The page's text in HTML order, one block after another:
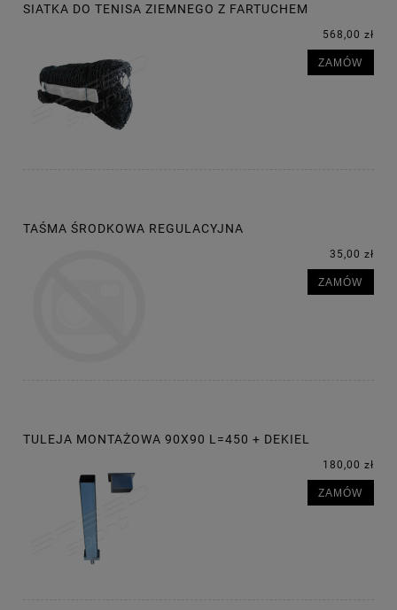
SIATKA DO TENISA ZIEMNEGO Z FARTUCHEM
568,00 zł
ZAMÓW
TAŚMA ŚRODKOWA REGULACYJNA
35,00 zł
ZAMÓW
TULEJA MONTAŻOWA 90X90 L=450 + DEKIEL
180,00 zł
ZAMÓW